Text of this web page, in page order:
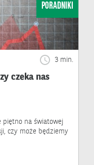
PORADNIKI
3 min.
czeka nas
piętno na światowej
czy może będziemy